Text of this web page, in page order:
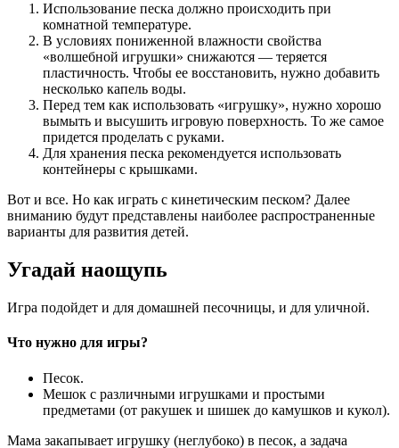
Использование песка должно происходить при
комнатной температуре.
В условиях пониженной влажности свойства
«волшебной игрушки» снижаются — теряется
пластичность. Чтобы ее восстановить, нужно добавить
несколько капель воды.
Перед тем как использовать «игрушку», нужно хорошо
вымыть и высушить игровую поверхность. То же самое
придется проделать с руками.
Для хранения песка рекомендуется использовать
контейнеры с крышками.
Вот и все. Но как играть с кинетическим песком? Далее
вниманию будут представлены наиболее распространенные
варианты для развития детей.
Угадай наощупь
Игра подойдет и для домашней песочницы, и для уличной.
Что нужно для игры?
Песок.
Мешок с различными игрушками и простыми
предметами (от ракушек и шишек до камушков и кукол).
Мама закапывает игрушку (неглубоко) в песок, а задача